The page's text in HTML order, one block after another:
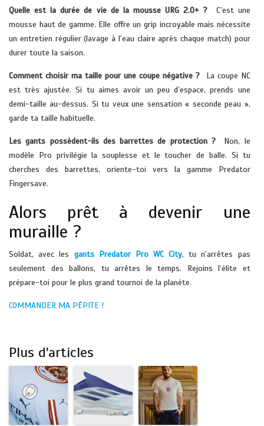
Quelle est la durée de vie de la mousse URG 2.0+ ? C’est une
mousse haut de gamme. Elle offre un grip incroyable mais nécessite
un entretien régulier (lavage à l’eau claire après chaque match) pour
durer toute la saison.
Comment choisir ma taille pour une coupe négative ? La coupe NC
est très ajustée. Si tu aimes avoir un peu d’espace, prends une
demi-taille au-dessus. Si tu veux une sensation « seconde peau »,
garde ta taille habituelle.
Les gants possèdent-ils des barrettes de protection ?Non, le
modèle Pro privilégie la souplesse et le toucher de balle. Si tu
cherches des barrettes, oriente-toi vers la gamme Predator
Fingersave.
Alors prêt à devenir une
muraille ?
Soldat, avec les gants Predator Pro WC City, tu n’arrêtes pas
seulement des ballons, tu arrêtes le temps. Rejoins l’élite et
prépare-toi pour le plus grand tournoi de la planète.
COMMANDER MA PÉPITE !
Plus d'articles